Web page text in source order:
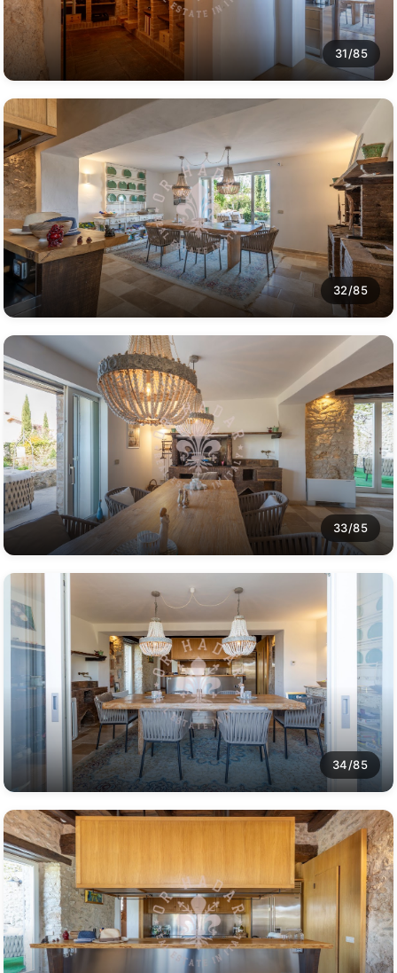
31/85
32/85
33/85
34/85